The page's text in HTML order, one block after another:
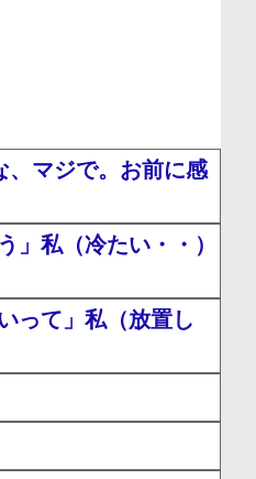
、マジで。お前に感
私（冷たい・・）
って」私（放置し